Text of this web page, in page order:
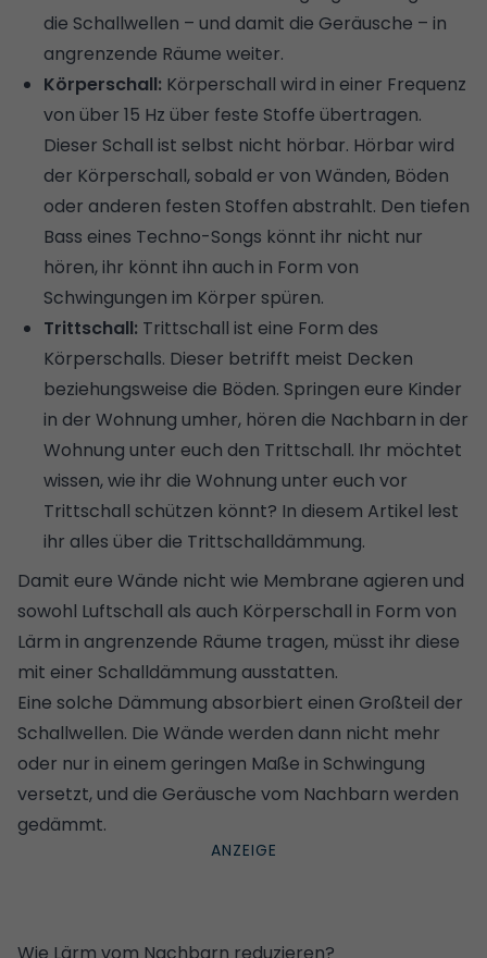
die Schallwellen – und damit die Geräusche – in
angrenzende Räume weiter.
Körperschall: Körperschall wird in einer Frequenz
von über 15 Hz über feste Stoffe übertragen.
Dieser Schall ist selbst nicht hörbar. Hörbar wird
der Körperschall, sobald er von Wänden, Böden
oder anderen festen Stoffen abstrahlt. Den tiefen
Bass eines Techno-Songs könnt ihr nicht nur
hören, ihr könnt ihn auch in Form von
Schwingungen im Körper spüren.
Trittschall: Trittschall ist eine Form des
Körperschalls. Dieser betrifft meist Decken
beziehungsweise die Böden. Springen eure Kinder
in der Wohnung umher, hören die Nachbarn in der
Wohnung unter euch den Trittschall. Ihr möchtet
wissen, wie ihr die Wohnung unter euch vor
Trittschall schützen könnt? In diesem Artikel lest
ihr alles über die Trittschalldämmung.
Damit eure Wände nicht wie Membrane agieren und
sowohl Luftschall als auch Körperschall in Form von
Lärm in angrenzende Räume tragen, müsst ihr diese
mit einer Schalldämmung ausstatten.
Eine solche Dämmung absorbiert einen Großteil der
Schallwellen. Die Wände werden dann nicht mehr
oder nur in einem geringen Maße in Schwingung
versetzt, und die Geräusche vom Nachbarn werden
gedämmt.
Wie Lärm vom Nachbarn reduzieren?